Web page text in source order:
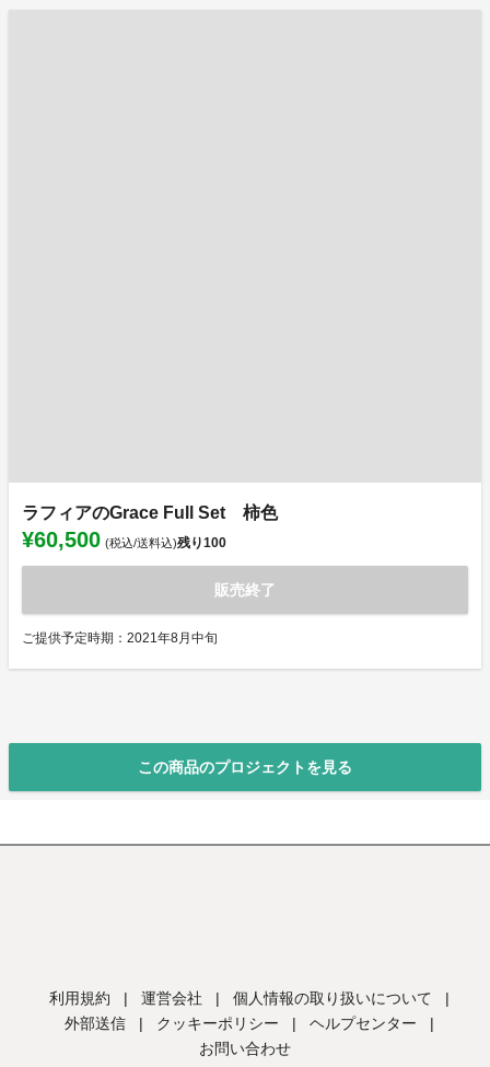
ラフィアのGrace Full Set 柿色
¥60,500 (税込/送料込)残り100
販売終了
ご提供予定時期：2021年8月中旬
この商品のプロジェクトを見る
利用規約 | 運営会社 | 個人情報の取り扱いについて
|
外部送信
| クッキーポリシー | ヘルプセンター
|
お問い合わせ